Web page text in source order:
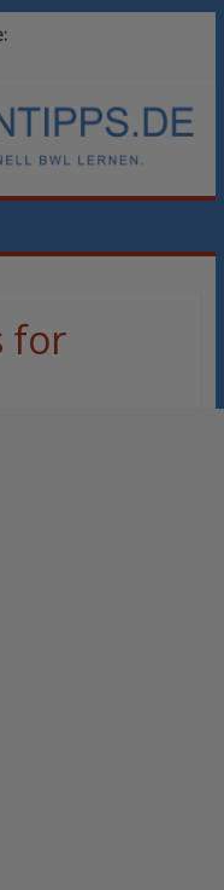
Weiterbildungswege
Tools für die
und
Learning versus
for